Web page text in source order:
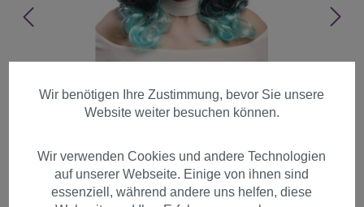
Wir benötigen Ihre Zustimmung, bevor Sie unsere
Website weiter besuchen können.
Wir verwenden Cookies und andere Technologien
auf unserer Webseite. Einige von ihnen sind
essenziell, während andere uns helfen, diese